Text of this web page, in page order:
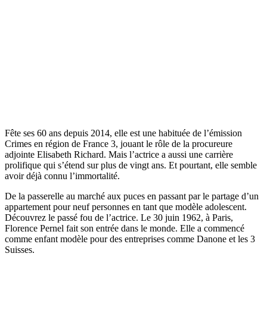
Fête ses 60 ans depuis 2014, elle est une habituée de l’émission
Crimes en région de France 3, jouant le rôle de la procureure
adjointe Elisabeth Richard. Mais l’actrice a aussi une carrière
prolifique qui s’étend sur plus de vingt ans. Et pourtant, elle semble
avoir déjà connu l’immortalité.
De la passerelle au marché aux puces en passant par le partage d’un
appartement pour neuf personnes en tant que modèle adolescent.
Découvrez le passé fou de l’actrice. Le 30 juin 1962, à Paris,
Florence Pernel fait son entrée dans le monde. Elle a commencé
comme enfant modèle pour des entreprises comme Danone et les 3
Suisses.